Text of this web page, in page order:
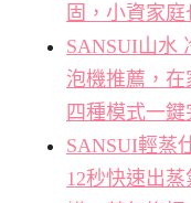
固，小資家
SANSUI山水
泡機推薦，在
四種模式一鍵
SANSUI輕蒸
12秒快速出